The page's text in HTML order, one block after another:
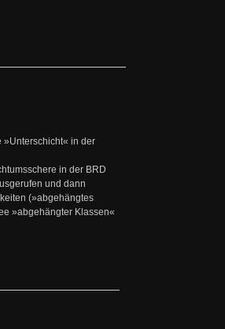
»Unterschicht« in der
in der BRD
und dann
(»abgehängtes
»abgehängter Klassen«